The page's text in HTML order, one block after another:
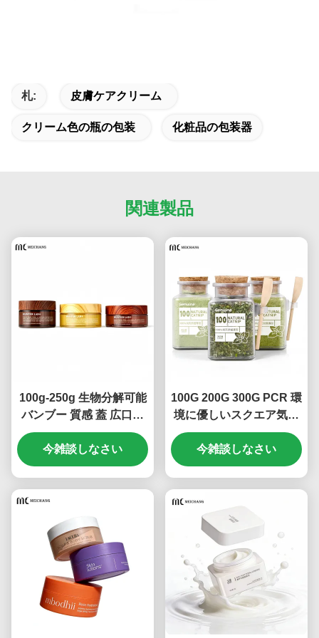
札: 皮膚ケアクリーム
クリーム色の瓶の包装 化粧品の包装器
関連製品
100g-250g 生物分解可能
バンブー 質感 蓋 広口ク
リーム グラス 環境に優し
い PETG 有機ハーブケア
クリームのリサイクル容
今雑談しなさい
100G 200G 300G PCR 環
境に優しいスクエア気密
キャットグラス保存容器
フレッシュロック 紛失防
止 ペットフード 計量スプ
今雑談しなさい